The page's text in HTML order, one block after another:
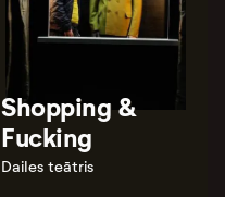
Shopping &
Fucking
Dailes teātris